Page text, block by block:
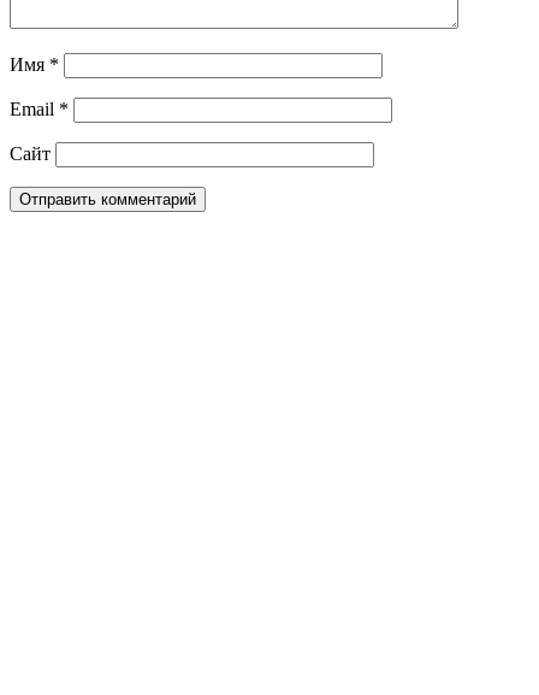
Имя *
Email *
Сайт